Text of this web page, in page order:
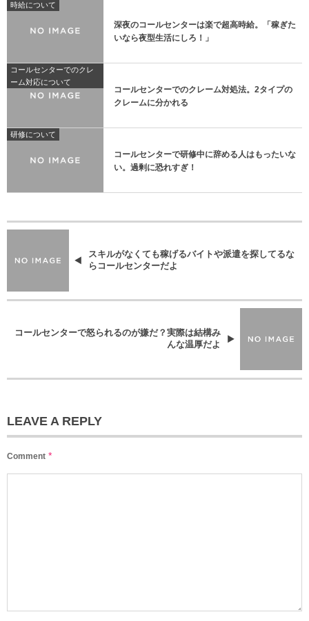
時給について
深夜のコールセンターは楽で超高時給。「稼ぎた
いなら夜型生活にしろ！」
コールセンターでのクレ
ーム対応について
コールセンターでのクレーム対処法。2タイプの
クレームに分かれる
研修について
コールセンターで研修中に辞める人はもったいな
い。過剰に恐れすぎ！
スキルがなくても稼げるバイトや派遣を探してるな
らコールセンターだよ
コールセンターで怒られるのが嫌だ？実際は結構み
んな温厚だよ
LEAVE A REPLY
Comment *